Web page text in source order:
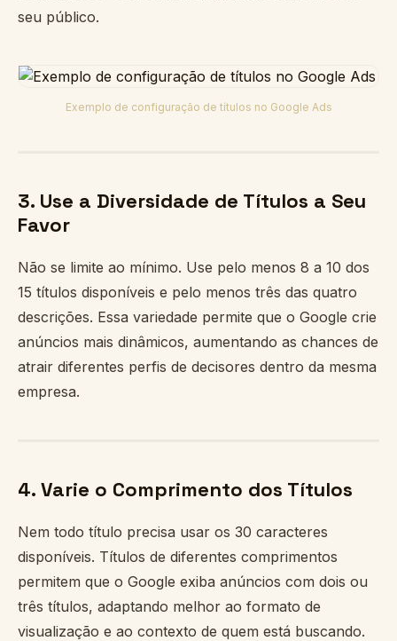
seu público.
Exemplo de configuração de títulos no Google Ads
3. Use a Diversidade de Títulos a Seu
Favor
Não se limite ao mínimo. Use pelo menos 8 a 10 dos
15 títulos disponíveis e pelo menos três das quatro
descrições. Essa variedade permite que o Google crie
anúncios mais dinâmicos, aumentando as chances de
atrair diferentes perfis de decisores dentro da mesma
empresa.
4. Varie o Comprimento dos Títulos
Nem todo título precisa usar os 30 caracteres
disponíveis. Títulos de diferentes comprimentos
permitem que o Google exiba anúncios com dois ou
três títulos, adaptando melhor ao formato de
visualização e ao contexto de quem está buscando.